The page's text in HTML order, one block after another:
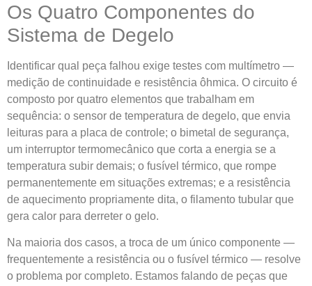
Os Quatro Componentes do
Sistema de Degelo
Identificar qual peça falhou exige testes com multímetro —
medição de continuidade e resistência ôhmica. O circuito é
composto por quatro elementos que trabalham em
sequência: o sensor de temperatura de degelo, que envia
leituras para a placa de controle; o bimetal de segurança,
um interruptor termomecânico que corta a energia se a
temperatura subir demais; o fusível térmico, que rompe
permanentemente em situações extremas; e a resistência
de aquecimento propriamente dita, o filamento tubular que
gera calor para derreter o gelo.
Na maioria dos casos, a troca de um único componente —
frequentemente a resistência ou o fusível térmico — resolve
o problema por completo. Estamos falando de peças que